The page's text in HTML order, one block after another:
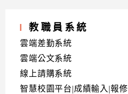
教職員系統
雲端差勤系統
雲端公文系統
線上請購系統
智慧校園平台|成績輸入|報修